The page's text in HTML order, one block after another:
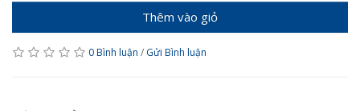
Thêm vào giỏ
0 Bình luận / Gửi Bình luận